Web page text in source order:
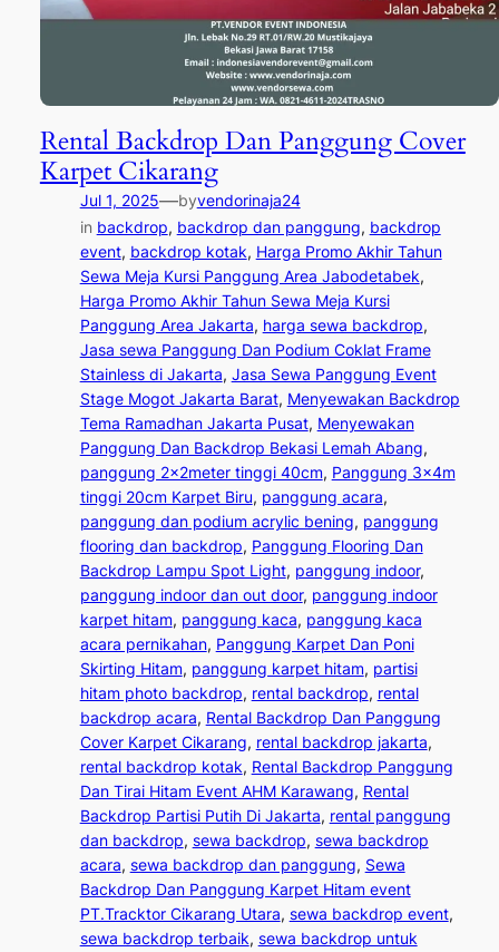
Rental Backdrop Dan Panggung Cover
Karpet Cikarang
Jul 1, 2025—byvendorinaja24
in backdrop, backdrop dan panggung, backdrop
event, backdrop kotak, Harga Promo Akhir Tahun
Sewa Meja Kursi Panggung Area Jabodetabek
Harga Promo Akhir Tahun Sewa Meja Kursi
Panggung Area Jakarta, harga sewa backdrop
Jasa sewa Panggung Dan Podium Coklat Frame
Stainless di Jakarta, Jasa Sewa Panggung Event
Stage Mogot Jakarta Barat, Menyewakan Backdrop
Tema Ramadhan Jakarta Pusat, Menyewakan
Panggung Dan Backdrop Bekasi Lemah Abang
panggung 2x2meter tinggi 40cm, Panggung 3x4m
tinggi 20cm Karpet Biru, panggung acara
panggung dan podium acrylic bening, panggung
flooring dan backdrop, Panggung Flooring Dan
Backdrop Lampu Spot Light, panggung indoor
panggung indoor dan out door, panggung indoor
karpet hitam, panggung kaca, panggung kaca
acara pernikahan, Panggung Karpet Dan Poni
Skirting Hitam, panggung karpet hitam, partisi
hitam photo backdrop, rental backdrop, rental
backdrop acara, Rental Backdrop Dan Panggung
Cover Karpet Cikarang, rental backdrop jakarta
rental backdrop kotak, Rental Backdrop Panggung
Dan Tirai Hitam Event AHM Karawang, Rental
Backdrop Partisi Putih Di Jakarta, rental panggung
dan backdrop, sewa backdrop, sewa backdrop
acara, sewa backdrop dan panggung, Sewa
Backdrop Dan Panggung Karpet Hitam event
PT.Tracktor Cikarang Utara, sewa backdrop event
sewa backdrop terbaik, sewa backdrop untuk